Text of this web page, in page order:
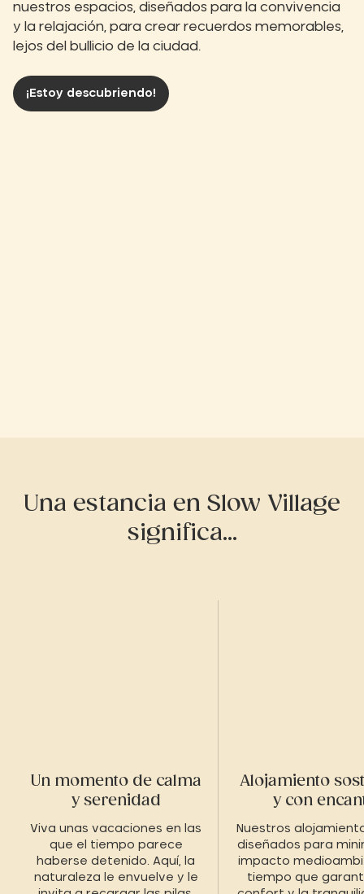
nuestros espacios, diseñados para la convivencia
y la relajación, para crear recuerdos memorables,
lejos del bullicio de la ciudad.
¡Estoy descubriendo!
Una estancia en Slow Village
significa...
Un momento de calma
y serenidad
Viva unas vacaciones en las
que el tiempo parece
haberse detenido. Aquí, la
naturaleza le envuelve y le
Alojamiento
y con
Nuestros
diseñados para
impacto
tiempo que